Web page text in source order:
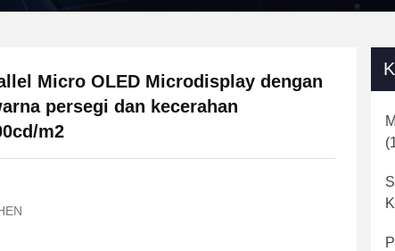
Micro OLED Microdisplay dengan
persegi dan kecerahan
m2